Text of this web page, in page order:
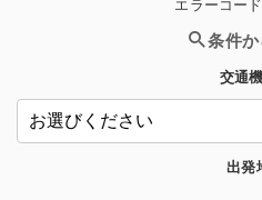
エラーコー
条件
交通
出発